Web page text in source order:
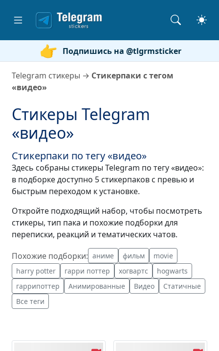
Подпишись на @tlgrmsticker
Telegram стикеры → Стикерпаки с тегом
«видео»
Стикеры Telegram
«видео»
Стикерпаки по тегу «видео»
Здесь собраны стикеры Telegram по тегу «видео»:
в подборке доступно 5 стикерпаков с превью и
быстрым переходом к установке.
Откройте подходящий набор, чтобы посмотреть
стикеры, тип пака и похожие подборки для
переписки, реакций и тематических чатов.
Похожие подборки: аниме фильм
movie
harry potter
гарри поттер хогвартс
hogwarts
гаррипоттер
Анимированные Видео
Статичные
Все теги